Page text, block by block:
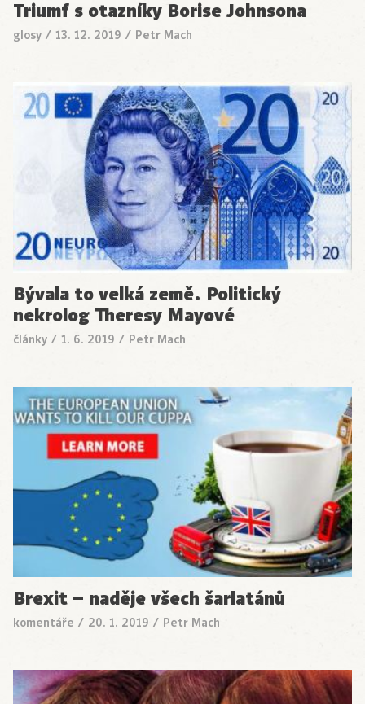
Triumf s otazníky Borise Johnsona
glosy / 13. 12. 2019 / Petr Mach
Bývala to velká země. Politický
nekrolog Theresy Mayové
články / 1. 6. 2019 / Petr Mach
Brexit – naděje všech šarlatánů
komentáře / 20. 1. 2019 / Petr Mach